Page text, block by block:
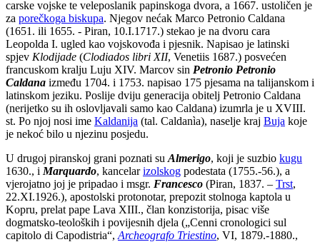
carske vojske te veleposlanik papinskoga dvora, a 1667. ustoličen je
za porečkoga biskupa. Njegov nećak Marco Petronio Caldana
(1651. ili 1655. - Piran, 10.I.1717.) stekao je na dvoru cara
Leopolda I. ugled kao vojskovođa i pjesnik. Napisao je latinski
spjev Klodijade (Clodiados libri XII, Venetiis 1687.) posvećen
francuskom kralju Luju XIV. Marcov sin Petronio Petronio
Caldana između 1704. i 1753. napisao 175 pjesama na talijanskom i
latinskom jeziku. Poslije dviju generacija obitelj Petronio Caldana
(nerijetko su ih oslovljavali samo kao Caldana) izumrla je u XVIII.
st. Po njoj nosi ime Kaldanija (tal. Caldanìa), naselje kraj Buja koje
je nekoć bilo u njezinu posjedu.
U drugoj piranskoj grani poznati su Almerigo, koji je suzbio kugu
1630., i Marquardo, kancelarizolskog podestata (1755.-56.), a
vjerojatno joj je pripadao i msgr. Francesco (Piran, 1837. – Trst,
22.XI.1926.), apostolski protonotar, prepozit stolnoga kaptola u
Kopru, prelat pape Lava XIII., član konzistorija, pisac više
dogmatsko-teoloških i povijesnih djela („Cenni cronologici sul
capitolo di Capodistria“, Archeografo Triestino, VI, 1879.-1880.,